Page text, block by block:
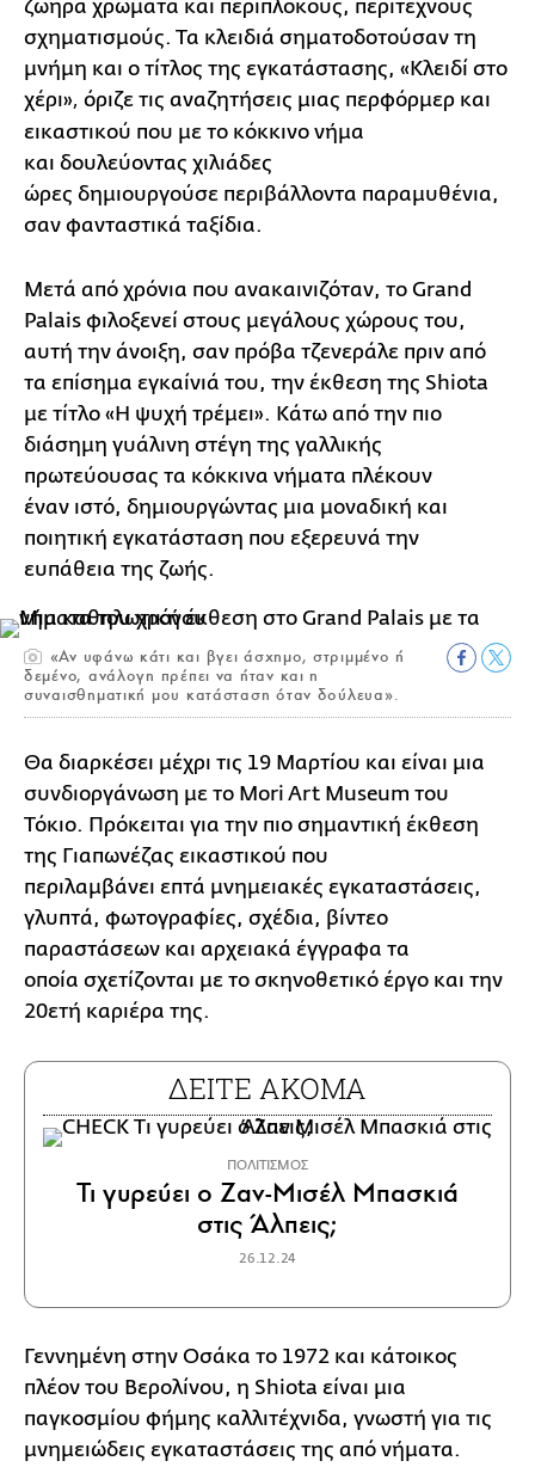
ζωηρά χρώματα και περίπλοκους, περίτεχνους
σχηματισμούς. Τα κλειδιά σηματοδοτούσαν τη
μνήμη και ο τίτλος της εγκατάστασης, «Κλειδί στο
χέρι», όριζε τις αναζητήσεις μιας περφόρμερ και
εικαστικού που με το κόκκινο νήμα
και δουλεύοντας χιλιάδες
ώρες δημιουργούσε περιβάλλοντα παραμυθένια,
σαν φανταστικά ταξίδια.
Μετά από χρόνια που ανακαινιζόταν, το Grand
Palais φιλοξενεί στους μεγάλους χώρους του,
αυτή την άνοιξη, σαν πρόβα τζενεράλε πριν από
τα επίσημα εγκαίνιά του, την έκθεση της Shiota
με τίτλο «Η ψυχή τρέμει». Κάτω από την πιο
διάσημη γυάλινη στέγη της γαλλικής
πρωτεύουσας τα κόκκινα νήματα πλέκουν
έναν ιστό, δημιουργώντας μια μοναδική και
ποιητική εγκατάσταση που εξερευνά την
ευπάθεια της ζωής.
«Αν υφάνω κάτι και βγει άσχημο, στριμμένο ή
δεμένο, ανάλογη πρέπει να ήταν και η
συναισθηματική μου κατάσταση όταν δούλευα».
Θα διαρκέσει μέχρι τις 19 Μαρτίου και είναι μια
συνδιοργάνωση με το Mori Art Museum του
Τόκιο. Πρόκειται για την πιο σημαντική έκθεση
της Γιαπωνέζας εικαστικού που
περιλαμβάνει επτά μνημειακές εγκαταστάσεις,
γλυπτά, φωτογραφίες, σχέδια, βίντεο
παραστάσεων και αρχειακά έγγραφα τα
οποία σχετίζονται με το σκηνοθετικό έργο και την
20ετή καριέρα της.
ΔΕΙΤΕ ΑΚΟΜΑ
ΠΟΛΙΤΙΣΜΟΣ
Τι γυρεύει ο Ζαν-Μισέλ Μπασκιά
στις Άλπεις;
26.12.24
Γεννημένη στην Οσάκα το 1972 και κάτοικος
πλέον του Βερολίνου, η Shiota είναι μια
παγκοσμίου φήμης καλλιτέχνιδα, γνωστή για τις
μνημειώδεις εγκαταστάσεις της από νήματα.